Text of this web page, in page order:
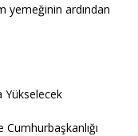
yemeğinin ardından
Yükselecek